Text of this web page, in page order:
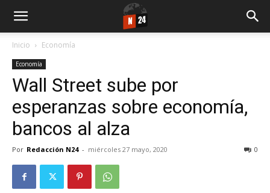
Inicio Economía
Economía
Wall Street sube por
esperanzas sobre economía,
bancos al alza
Por Redacción N24 - miércoles 27 mayo, 2020 0